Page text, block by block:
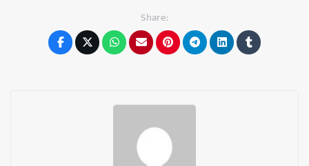
Share: